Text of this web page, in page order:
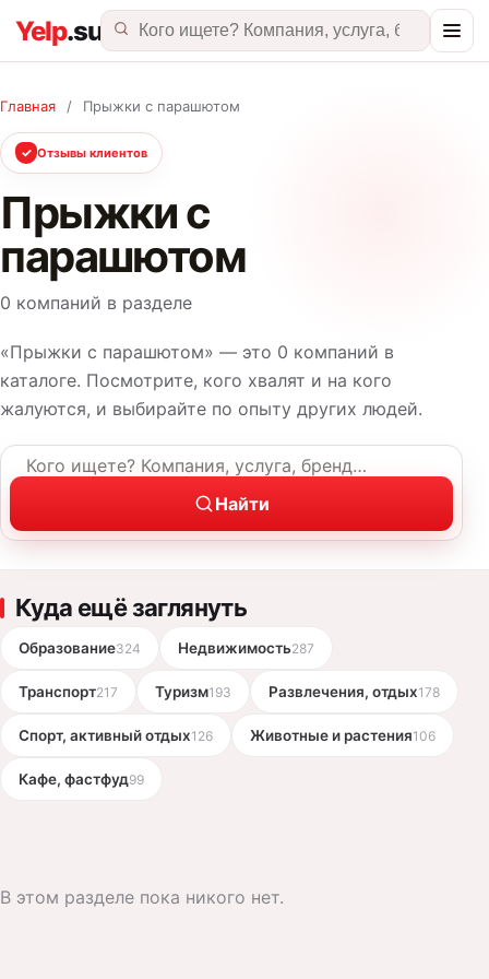
Главная / Прыжки с парашютом
✓ Отзывы клиентов
Прыжки с
парашютом
0 компаний в разделе
«Прыжки с парашютом» — это 0 компаний в
каталоге. Посмотрите, кого хвалят и на кого
жалуются, и выбирайте по опыту других людей.
Название компании или услуга
Найти
Куда ещё заглянуть
Образование324 Недвижимость287
Транспорт217 Туризм193 Развлечения, отдых178
Спорт, активный отдых126 Животные и растения106
Кафе, фастфуд99
В этом разделе пока никого нет.